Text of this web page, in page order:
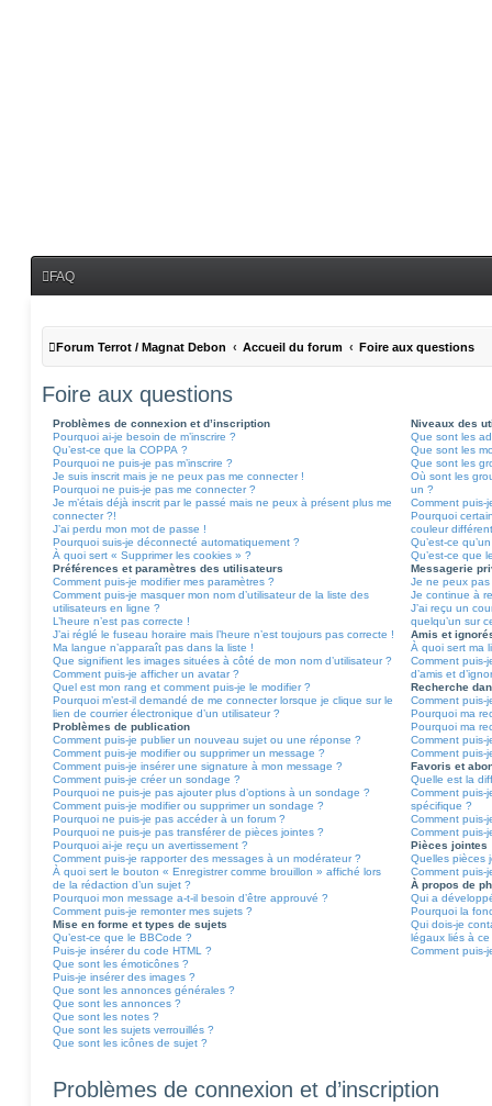
FAQ
Forum Terrot / Magnat Debon Accueil du forum Foire aux questions
Foire aux questions
Problèmes de connexion et d’inscription
Pourquoi ai-je besoin de m’inscrire ?
Qu’est-ce que la COPPA ?
Pourquoi ne puis-je pas m’inscrire ?
Je suis inscrit mais je ne peux pas me connecter !
Pourquoi ne puis-je pas me connecter ?
Je m’étais déjà inscrit par le passé mais ne peux à présent plus me
connecter ?!
J’ai perdu mon mot de passe !
Pourquoi suis-je déconnecté automatiquement ?
À quoi sert « Supprimer les cookies » ?
Préférences et paramètres des utilisateurs
Comment puis-je modifier mes paramètres ?
Comment puis-je masquer mon nom d’utilisateur de la liste des
utilisateurs en ligne ?
L’heure n’est pas correcte !
J’ai réglé le fuseau horaire mais l’heure n’est toujours pas correcte !
Ma langue n’apparaît pas dans la liste !
Que signifient les images situées à côté de mon nom d’utilisateur ?
Comment puis-je afficher un avatar ?
Quel est mon rang et comment puis-je le modifier ?
Pourquoi m’est-il demandé de me connecter lorsque je clique sur le
lien de courrier électronique d’un utilisateur ?
Problèmes de publication
Comment puis-je publier un nouveau sujet ou une réponse ?
Comment puis-je modifier ou supprimer un message ?
Comment puis-je insérer une signature à mon message ?
Comment puis-je créer un sondage ?
Pourquoi ne puis-je pas ajouter plus d’options à un sondage ?
Comment puis-je modifier ou supprimer un sondage ?
Pourquoi ne puis-je pas accéder à un forum ?
Pourquoi ne puis-je pas transférer de pièces jointes ?
Pourquoi ai-je reçu un avertissement ?
Comment puis-je rapporter des messages à un modérateur ?
À quoi sert le bouton « Enregistrer comme brouillon » affiché lors
de la rédaction d’un sujet ?
Pourquoi mon message a-t-il besoin d’être approuvé ?
Comment puis-je remonter mes sujets ?
Mise en forme et types de sujets
Qu’est-ce que le BBCode ?
Puis-je insérer du code HTML ?
Que sont les émoticônes ?
Puis-je insérer des images ?
Que sont les annonces générales ?
Que sont les annonces ?
Que sont les notes ?
Que sont les sujets verrouillés ?
Que sont les icônes de sujet ?
Niveaux des
Que sont les
Que sont les
Que sont les
Où sont les
un ?
Comment puis-
Pourquoi
couleur
Qu’est-ce
Qu’est-ce que
Messagerie
Je ne peux
Je continue à
J’ai reçu un
quelqu’un sur
Amis et
À quoi sert ma
Comment puis-
d’amis et
Recherche
Comment
Pourquoi ma
Pourquoi ma
Comment puis-
Comment puis-
Favoris et
Quelle est la
Comment puis-
spécifique ?
Comment puis-
Comment puis-
Pièces jointes
Quelles pièces
Comment puis-
À propos de
Qui a
Pourquoi la
Qui dois-je
légaux liés à
Comment puis-
Problèmes de connexion et d’inscription